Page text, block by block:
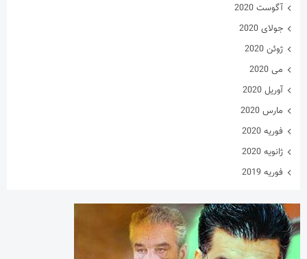
آگوست 2020
جولای 2020
ژوئن 2020
می 2020
آوریل 2020
مارس 2020
فوریه 2020
ژانویه 2020
فوریه 2019